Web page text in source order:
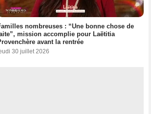
nombreuses : “Une bonne chose de
mission accomplie pour Laëtitia
avant la rentrée
30 juillet 2026